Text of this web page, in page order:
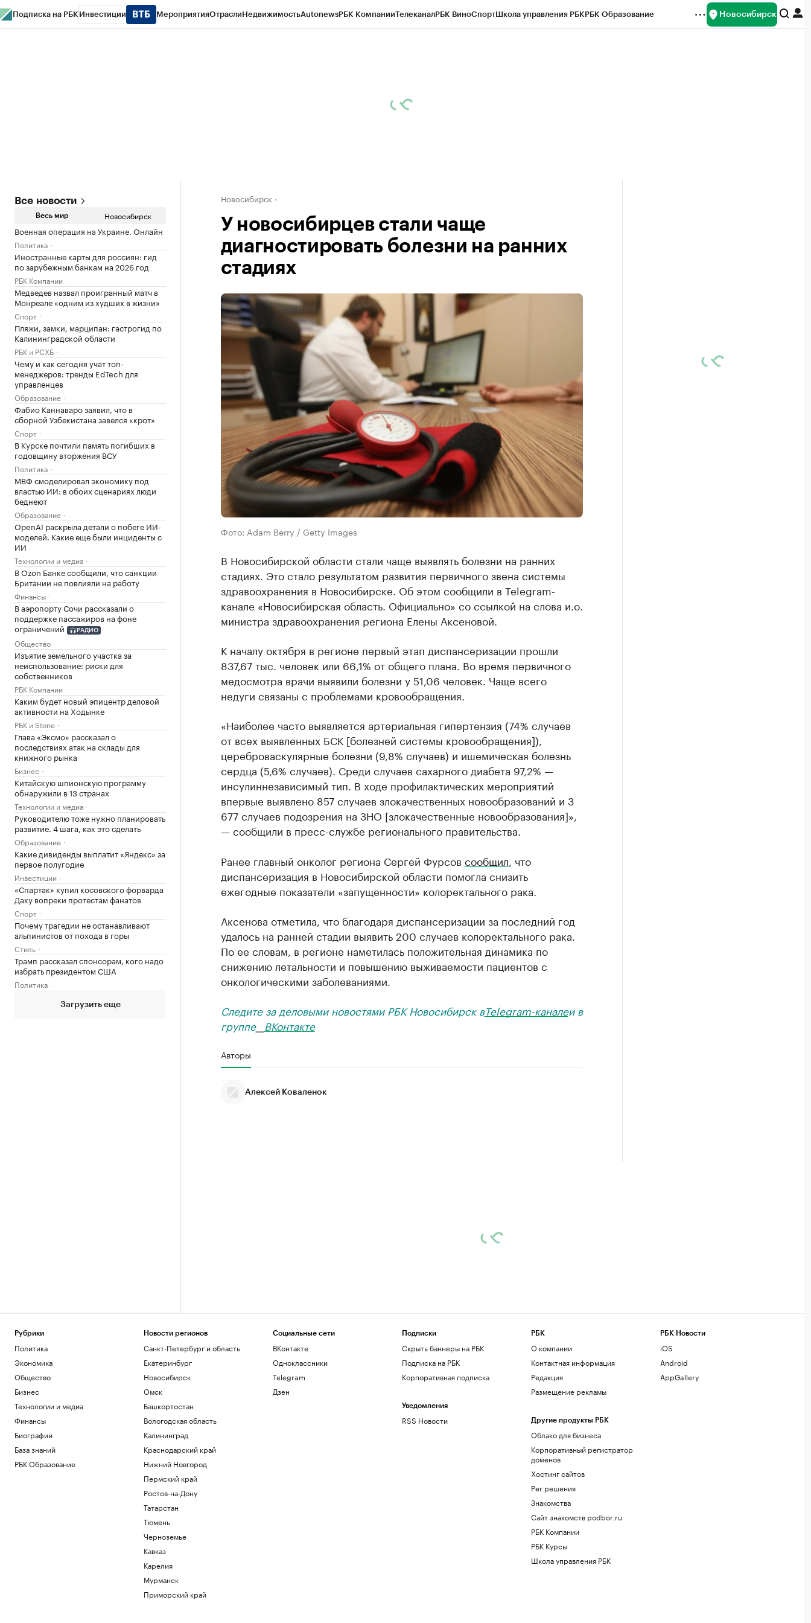
Подписка на РБК Инвестиции МероприятияОтраслиНедвижимостьAutonewsРБК КомпанииТелеканалРБК ВиноСпортШкола управления РБКРБК Образование Новосибирск
Все новости
Весь мир Новосибирск
Военная операция на Украине. Онлайн
Политика
Иностранные карты для россиян: гид
по зарубежным банкам на 2026 год
РБК Компании
Медведев назвал проигранный матч в
Монреале «одним из худших в жизни»
Спорт
Пляжи, замки, марципан: гастрогид по
Калининградской области
РБК и РСХБ
Чему и как сегодня учат топ-
менеджеров: тренды EdTech для
управленцев
Образование
Фабио Каннаваро заявил, что в
сборной Узбекистана завелся «крот»
Спорт
В Курске почтили память погибших в
годовщину вторжения ВСУ
Политика
МВФ смоделировал экономику под
властью ИИ: в обоих сценариях люди
беднеют
Образование
OpenAI раскрыла детали о побеге ИИ-
моделей. Какие еще были инциденты с
ИИ
Технологии и медиа
В Ozon Банке сообщили, что санкции
Британии не повлияли на работу
Финансы
В аэропорту Сочи рассказали о
поддержке пассажиров на фоне
ограничений
РАДИО
Общество
Изъятие земельного участка за
неиспользование: риски для
собственников
РБК Компании
Каким будет новый эпицентр деловой
активности на Ходынке
РБК и Stone
Глава «Эксмо» рассказал о
последствиях атак на склады для
книжного рынка
Бизнес
Китайскую шпионскую программу
обнаружили в 13 странах
Технологии и медиа
Руководителю тоже нужно планировать
развитие. 4 шага, как это сделать
Образование
Какие дивиденды выплатит «Яндекс» за
первое полугодие
Инвестиции
«Спартак» купил косовского форварда
Даку вопреки протестам фанатов
Спорт
Почему трагедии не останавливают
альпинистов от похода в горы
Стиль
Трамп рассказал спонсорам, кого надо
избрать президентом США
Политика
Загрузить еще
Новосибирск
У новосибирцев стали чаще
диагностировать болезни на ранних
стадиях
Фото: Adam Berry / Getty Images
В Новосибирской области стали чаще выявлять болезни на ранних
стадиях. Это стало результатом развития первичного звена системы
здравоохранения в Новосибирске. Об этом сообщили в Telegram-
канале «Новосибирская область. Официально» со ссылкой на слова и.о.
министра здравоохранения региона Елены Аксеновой.
К началу октября в регионе первый этап диспансеризации прошли
837,67 тыс. человек или 66,1% от общего плана. Во время первичного
медосмотра врачи выявили болезни у 51,06 человек. Чаще всего
недуги связаны с проблемами кровообращения.
«Наиболее часто выявляется артериальная гипертензия (74% случаев
от всех выявленных БСК [болезней системы кровообращения]),
цереброваскулярные болезни (9,8% случаев) и ишемическая болезнь
сердца (5,6% случаев). Среди случаев сахарного диабета 97,2% —
инсулиннезависимый тип. В ходе профилактических мероприятий
впервые выявлено 857 случаев злокачественных новообразований и 3
677 случаев подозрения на ЗНО [злокачественные новообразования]»,
— сообщили в пресс-службе регионального правительства.
Ранее главный онколог региона Сергей Фурсов сообщил , что
диспансеризация в Новосибирской области помогла снизить
ежегодные показатели «запущенности» колоректального рака.
Аксенова отметила, что благодаря диспансеризации за последний год
удалось на ранней стадии выявить 200 случаев колоректального рака.
По ее словам, в регионе наметилась положительная динамика по
снижению летальности и повышению выживаемости пациентов с
онкологическими заболеваниями.
Следите за деловыми новостями РБК Новосибирск вTelegram-каналеи в
группе__ ВКонтакте
Авторы
Алексей Коваленок
Рубрики
Политика
Экономика
Общество
Бизнес
Технологии и медиа
Финансы
Биографии
База знаний
РБК Образование
Новости регионов
Санкт-Петербург и область
Екатеринбург
Новосибирск
Омск
Башкортостан
Вологодская область
Калининград
Краснодарский край
Нижний Новгород
Пермский край
Ростов-на-Дону
Татарстан
Тюмень
Черноземье
Кавказ
Карелия
Мурманск
Приморский край
Социальные сети
ВКонтакте
Одноклассники
Telegram
Дзен
Подписки
Скрыть баннеры на РБК
Подписка на РБК
Корпоративная подписка
Уведомления
RSS Новости
РБК
О компании
Контактная информация
Редакция
Размещение рекламы
Другие продукты РБК
Облако для бизнеса
Корпоративный регистратор
доменов
Хостинг сайтов
Рег.решения
Знакомства
Сайт знакомств podbor.ru
РБК Компании
РБК Курсы
Школа управления РБК
РБК Новости
iOS
Android
AppGallery